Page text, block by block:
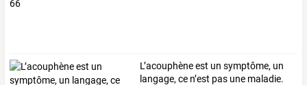
L’acouphène est un symptôme, un
langage, ce n’est pas une maladie.